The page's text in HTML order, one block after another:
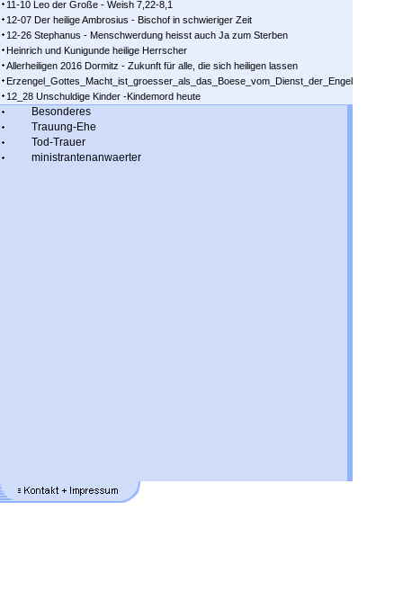
11-10 Leo der Große - Weish 7,22-8,1
12-07 Der heilige Ambrosius - Bischof in schwieriger Zeit
12-26 Stephanus - Menschwerdung heisst auch Ja zum Sterben
Heinrich und Kunigunde heilige Herrscher
Allerheiligen 2016 Dormitz - Zukunft für alle, die sich heiligen lassen
Erzengel_Gottes_Macht_ist_groesser_als_das_Boese_vom_Dienst_der_Engel
12_28 Unschuldige Kinder -Kindemord heute
Besonderes
Trauung-Ehe
Tod-Trauer
ministrantenanwaerter